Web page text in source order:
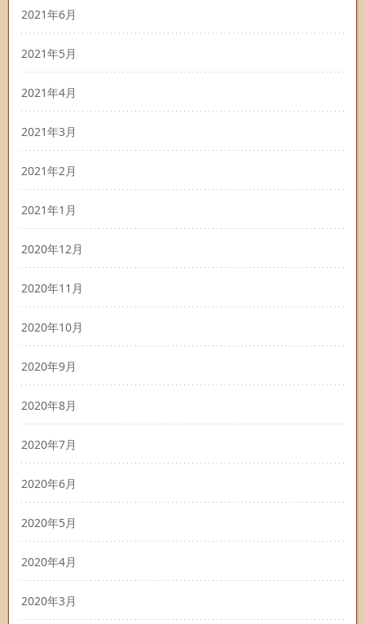
2021年6月
2021年5月
2021年4月
2021年3月
2021年2月
2021年1月
2020年12月
2020年11月
2020年10月
2020年9月
2020年8月
2020年7月
2020年6月
2020年5月
2020年4月
2020年3月